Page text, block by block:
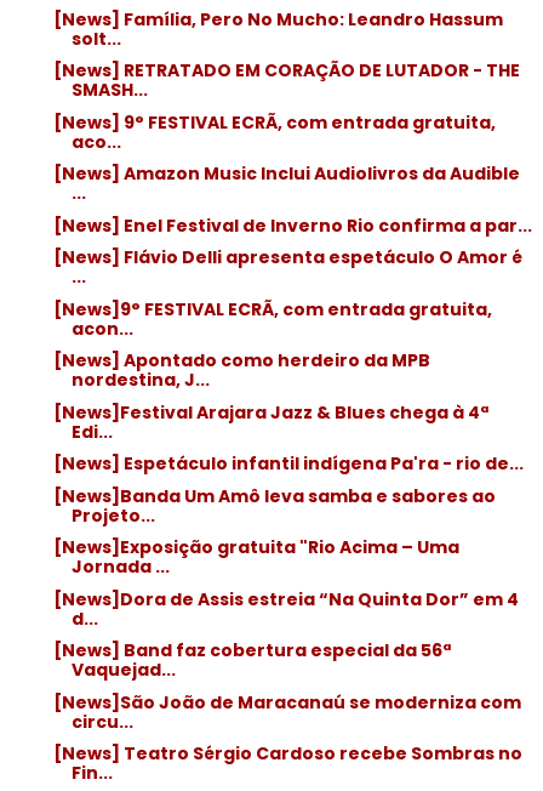
[News] Família, Pero No Mucho: Leandro Hassum
solt...
[News] RETRATADO EM CORAÇÃO DE LUTADOR - THE
SMASH...
[News] 9° FESTIVAL ECRÃ, com entrada gratuita,
aco...
[News] Amazon Music Inclui Audiolivros da Audible
...
[News] Enel Festival de Inverno Rio confirma a par...
[News] Flávio Delli apresenta espetáculo O Amor é
...
[News]9° FESTIVAL ECRÃ, com entrada gratuita,
acon...
[News] Apontado como herdeiro da MPB
nordestina, J...
[News]Festival Arajara Jazz & Blues chega à 4ª
Edi...
[News] Espetáculo infantil indígena Pa'ra - rio de...
[News]Banda Um Amô leva samba e sabores ao
Projeto...
[News]Exposição gratuita "Rio Acima – Uma
Jornada ...
[News]Dora de Assis estreia “Na Quinta Dor” em 4
d...
[News] Band faz cobertura especial da 56ª
Vaquejad...
[News]São João de Maracanaú se moderniza com
circu...
[News] Teatro Sérgio Cardoso recebe Sombras no
Fin...